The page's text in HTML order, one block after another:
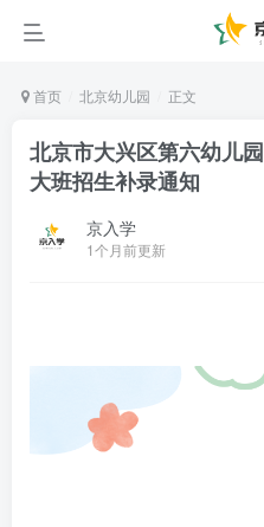
首页 北京幼儿园 正文
北京市大兴区第六幼儿
大班招生补录通知
京入学
1个月前更新